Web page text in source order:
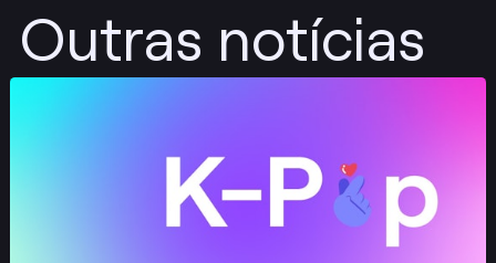
Outras notícias